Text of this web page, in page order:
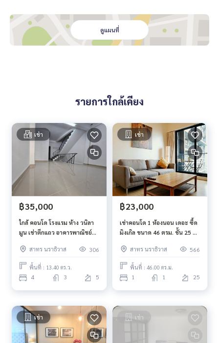
Usable area 250 sq. m
1st floor:
Nearby locations:
Thailand Post Office 120 m
Thung Maha Mek Police Station 220 m
Narathiwat Road 600 m
Market Place Nang Linchi 750 m
Sathorn Road 900 m
Chong Nonsi BTS Station 1500 m
Expressway entrance (expressway ramp) 2 km
ดูแผนที่
รายการใกล้เคียง
เช่า
฿35,000
ใกล้ คอนโด โรงแรม ห้าง วนิลา
มูน เช่าตึกแถว อาคารพาณิชย์
สาทร นราธิวาส
306
พื้นที่ : 13.40 ตร.ว.
4 3 5
เช่า
฿23,000
เช่าคอนโด 1 ห้องนอน เดอะ ซี้ด
มิงเกิล ขนาด 46 ตรม. ชั้น 25 วิว
สาทร นราธิวาส
566
พื้นที่ : 46.00 ตร.ม.
1 1 25
เช่า เช่า